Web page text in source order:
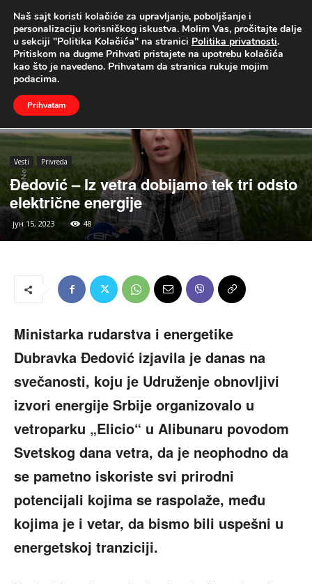
UŽIVO
Naslovna Vesti Privreda
Vesti Privreda
Đedović – Iz vetra dobijamo tek tri odsto
električne energije
јун 15, 2023 48
Ministarka rudarstva i energetike
Dubravka Đedović izjavila je danas na
svečanosti, koju je Udruženje obnovljivi
izvori energije Srbije organizovalo u
vetroparku „Elicio“ u Alibunaru povodom
Svetskog dana vetra, da je neophodno da
se pametno iskoriste svi prirodni
potencijali kojima se raspolaže, među
kojima je i vetar, da bismo bili uspešni u
energetskoj tranziciji.
Naš sajt koristi kolačiće za upravljanje, poboljšanje i
personalizaciju korisničkog iskustva. Molim Vas, pročitajte dalje
u sekciji "Politika Kolačića" na stranici Politika privatnosti.
Pritiskom na dugme Prihvati pristajete na upotrebu kolačića
kao što je navedeno. Prihvatam da stranica rukuje mojim
podacima.
Prihvatam